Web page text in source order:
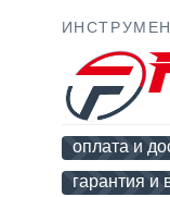
оплата и
гарантия и